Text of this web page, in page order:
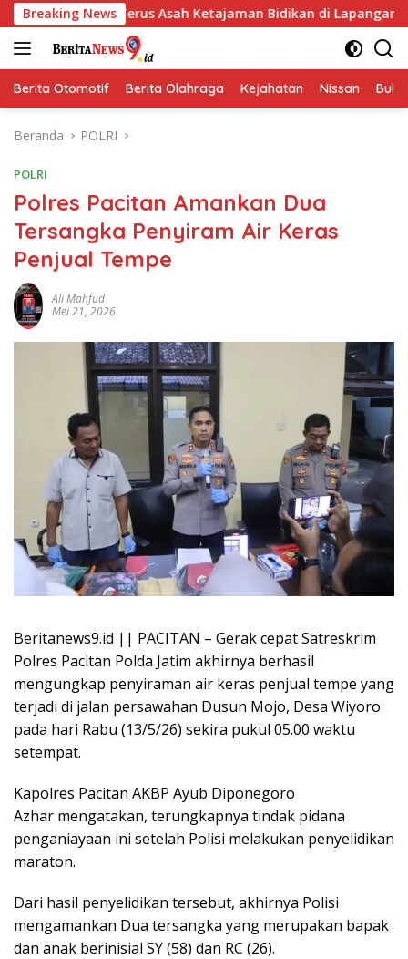
Langsung
ke
konten
Breaking News
Asah Ketajaman Bidikan di Lapangan Tembak
Berita Otomotif Berita Olahraga Kejahatan Nissan
Beranda POLRI
POLRI
Polres Pacitan Amankan Dua
Tersangka Penyiram Air Keras
Penjual Tempe
Ali Mahfud
Mei 21, 2026
Beritanews9.id || PACITAN – Gerak cepat Satreskrim
Polres Pacitan Polda Jatim akhirnya berhasil
mengungkap penyiraman air keras penjual tempe yang
terjadi di jalan persawahan Dusun Mojo, Desa Wiyoro
pada hari Rabu (13/5/26) sekira pukul 05.00 waktu
setempat.
Kapolres Pacitan AKBP Ayub Diponegoro
Azhar mengatakan, terungkapnya tindak pidana
penganiayaan ini setelah Polisi melakukan penyelidikan
maraton.
Dari hasil penyelidikan tersebut, akhirnya Polisi
mengamankan Dua tersangka yang merupakan bapak
dan anak berinisial SY (58) dan RC (26).